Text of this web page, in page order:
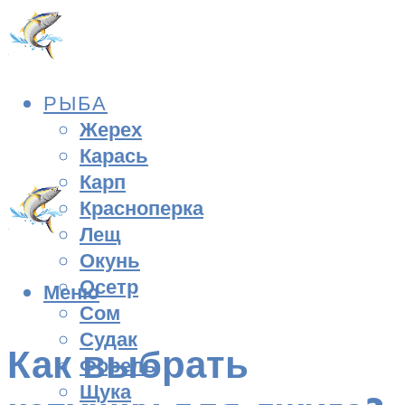
РЫБА
Жерех
Карась
Карп
Красноперка
Лещ
Окунь
Осетр
Сом
Судак
Форель
Щука
Меню
Как выбрать